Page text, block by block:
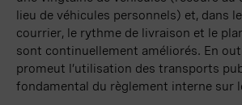
lieu de véhicules personnels) et, dans
courrier, le rythme de livraison et le
sont continuellement améliorés. En
promeut l’utilisation des transports
fondamental du règlement interne sur